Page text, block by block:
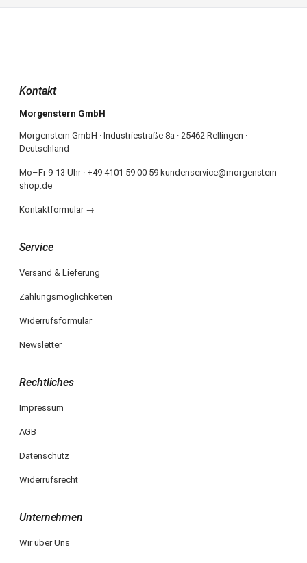
Kontakt
Morgenstern GmbH
Morgenstern GmbH · Industriestraße 8a · 25462 Rellingen ·
Deutschland
Mo–Fr 9-13 Uhr · +49 4101 59 00 59 kundenservice@morgenstern-
shop.de
Kontaktformular →
Service
Versand & Lieferung
Zahlungsmöglichkeiten
Widerrufsformular
Newsletter
Rechtliches
Impressum
AGB
Datenschutz
Widerrufsrecht
Unternehmen
Wir über Uns